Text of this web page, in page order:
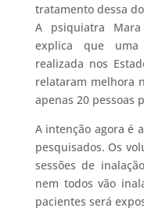
tratamento dessa
A psiquiatra Mara
explica que
realizada nos
relataram melhora
apenas 20 pessoas
A intenção agora é
pesquisados. Os
sessões de
nem todos vão
pacientes será